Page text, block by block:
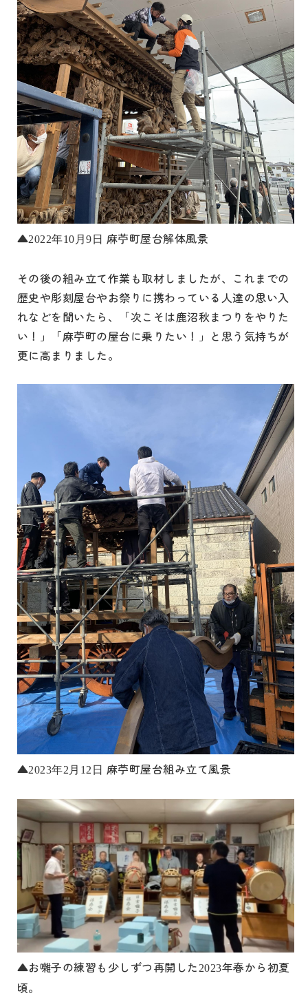
▲2022年10月9日 麻苧町屋台解体風景
その後の組み立て作業も取材しましたが、これまでの
歴史や彫刻屋台やお祭りに携わっている人達の思い入
れなどを聞いたら、「次こそは鹿沼秋まつりをやりた
い！」「麻苧町の屋台に乗りたい！」と思う気持ちが
更に高まりました。
▲2023年2月12日 麻苧町屋台組み立て風景
▲お囃子の練習も少しずつ再開した 2023年春から初夏
頃。